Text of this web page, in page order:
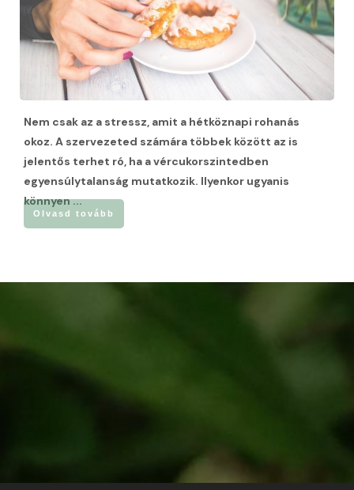
Nem csak az a stressz, amit a hétköznapi rohanás
okoz. A szervezeted számára többek között az is
jelentős terhet ró, ha a vércukorszintedben
egyensúlytalanság mutatkozik. Ilyenkor ugyanis
könnyen...
Olvasd tovább